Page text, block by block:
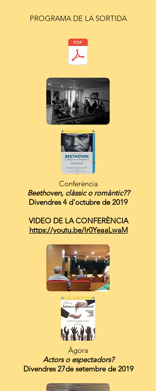
PROGRAMA DE LA SORTIDA
Conferència
Beethoven, clàssic o romàntic??
Divendres 4 d'octubre de 2019
VIDEO DE LA CONFERÈNCIA
https://youtu.be/lr0YeaaLwaM
Àgora
Actors o espectadors?
Divendres 27de setembre de 2019